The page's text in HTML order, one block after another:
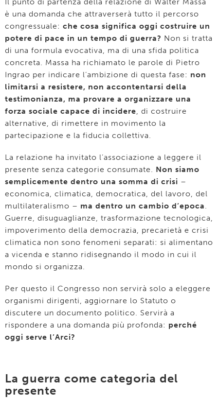
è una domanda che attraverserà tutto il percorso
congressuale: che cosa significa oggi costruire un
potere di pace in un tempo di guerra? Non si tratta
di una formula evocativa, ma di una sfida politica
concreta. Massa ha richiamato le parole di Pietro
Ingrao per indicare l’ambizione di questa fase: non
limitarsi a resistere, non accontentarsi della
testimonianza, ma provare a organizzare una
forza sociale capace di incidere , di costruire
alternative, di rimettere in movimento la
partecipazione e la fiducia collettiva.
La relazione ha invitato l’associazione a leggere il
presente senza categorie consumate. Non siamo
semplicemente dentro una somma di crisi –
economica, climatica, democratica, del lavoro, del
multilateralismo – ma dentro un cambio d’epoca
Guerre, disuguaglianze, trasformazione tecnologica,
impoverimento della democrazia, precarietà e crisi
climatica non sono fenomeni separati: si alimentano
a vicenda e stanno ridisegnando il modo in cui il
mondo si organizza.
Per questo il Congresso non servirà solo a eleggere
organismi dirigenti, aggiornare lo Statuto o
discutere un documento politico. Servirà a
rispondere a una domanda più profonda: perché
oggi serve l’Arci?
La guerra come categoria del
presente